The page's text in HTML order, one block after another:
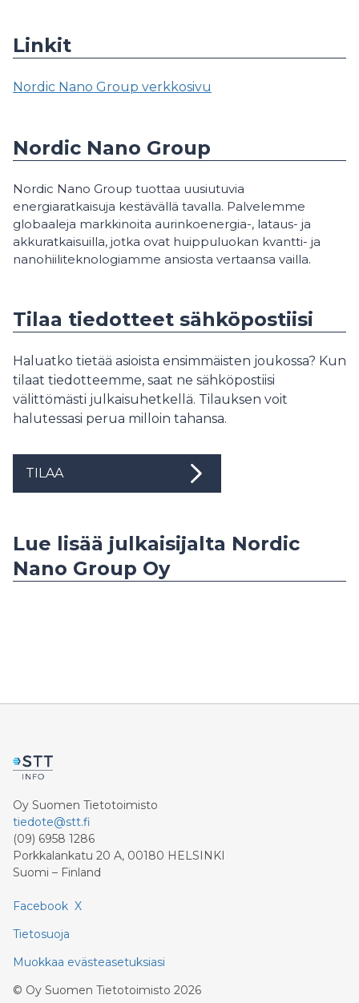
Linkit
Nordic Nano Group verkkosivu
Nordic Nano Group
Nordic Nano Group tuottaa uusiutuvia
energiaratkaisuja kestävällä tavalla. Palvelemme
globaaleja markkinoita aurinkoenergia-, lataus- ja
akkuratkaisuilla, jotka ovat huippuluokan kvantti- ja
nanohiiliteknologiamme ansiosta vertaansa vailla.
Tilaa tiedotteet sähköpostiisi
Haluatko tietää asioista ensimmäisten joukossa? Kun
tilaat tiedotteemme, saat ne sähköpostiisi
välittömästi julkaisuhetkellä. Tilauksen voit
halutessasi perua milloin tahansa.
TILAA
Lue lisää julkaisijalta Nordic
Nano Group Oy
Oy Suomen Tietotoimisto
tiedote@stt.fi
(09) 6958 1286
Porkkalankatu 20 A, 00180 HELSINKI
Suomi – Finland
Facebook X
Tietosuoja
Muokkaa evästeasetuksiasi
© Oy Suomen Tietotoimisto 2026